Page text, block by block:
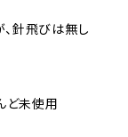
針飛びは無し
ど未使用